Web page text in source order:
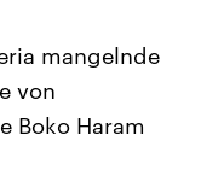
Beiträge,
mangelnde
von
Boko Haram